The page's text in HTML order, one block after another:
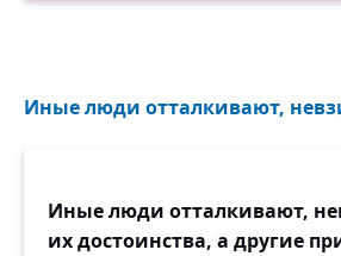
Иные люди отталкивают,
Иные люди отталкивают,
их достоинства, а другие